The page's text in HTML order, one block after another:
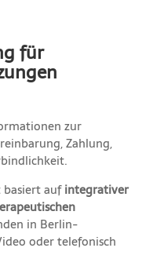
für
zur
Zahlung,
aufintegrativer
in Berlin-
oder telefonisch